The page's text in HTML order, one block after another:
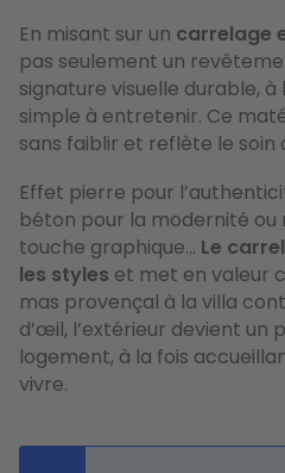
En misant sur un carrelage
pas seulement un
signature visuelle durable,
simple à entretenir. Ce
sans faiblir et reflète le soin
Effet pierre pour
béton pour la modernité ou
touche graphique… Le
les styles et met en valeur
mas provençal à la villa
d’œil, l’extérieur devient
logement, à la fois
vivre.